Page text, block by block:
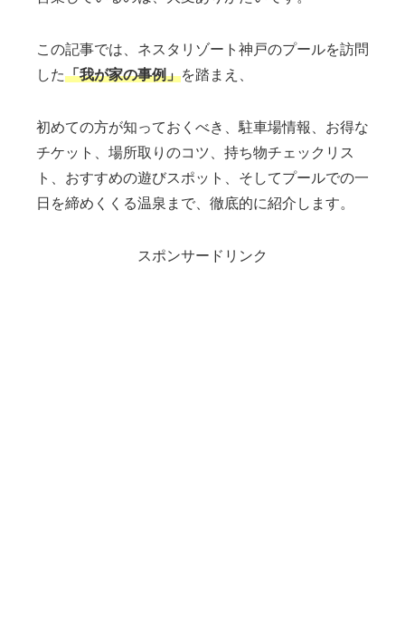
この記事では、ネスタリゾート神戸のプールを訪問
した「我が家の事例」を踏まえ、
初めての方が知っておくべき、駐車場情報、お得な
チケット、場所取りのコツ、持ち物チェックリス
ト、おすすめの遊びスポット、そしてプールでの一
日を締めくくる温泉まで、徹底的に紹介します。
スポンサードリンク